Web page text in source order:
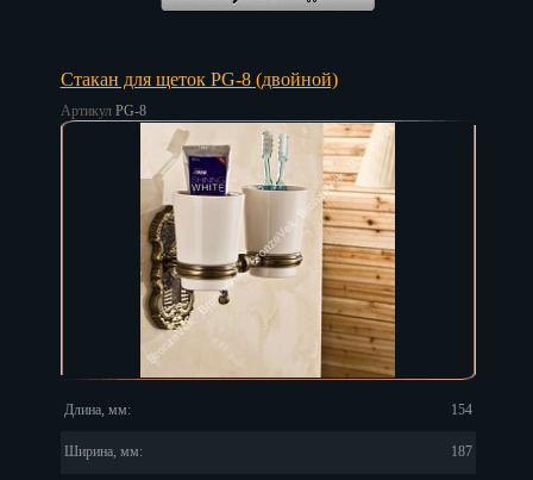
Стакан для щеток PG-8 (двойной)
Артикул PG-8
Длина, мм: 154
Ширина, мм: 187